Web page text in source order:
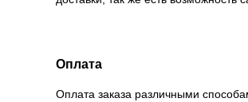
Оплата
Оплата заказа различными